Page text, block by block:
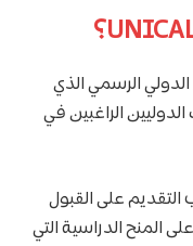
الدولي الرسمي الذي
الراغبين في
على القبول
المنح الدراسية التي